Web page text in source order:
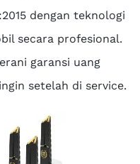
dengan teknologi
secara profesional.
garansi uang
setelah di service.